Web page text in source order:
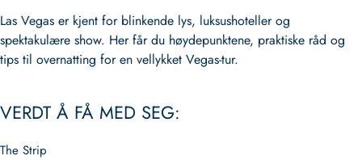
Las Vegas er kjent for blinkende lys, luksushoteller og
spektakulære show. Her får du høydepunktene, praktiske råd og
tips til overnatting for en vellykket Vegas-tur.
VERDT Å FÅ MED SEG:
The Strip